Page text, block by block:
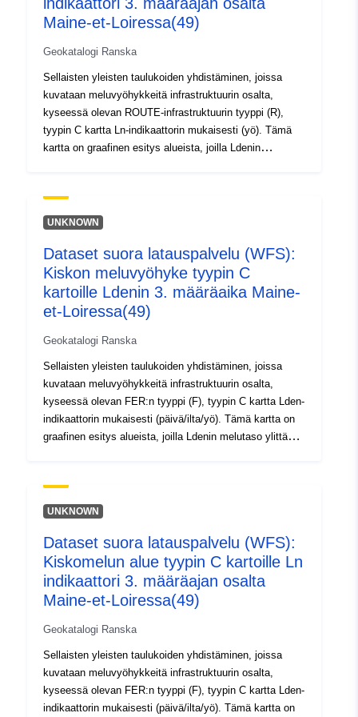
codelist/ResourceType/services
Maine-et-Loiressa(49)
Geokatalogi Ranska
Sellaisten yleisten taulukoiden yhdistäminen, joissa
kuvataan meluvyöhykkeitä infrastruktuurin osalta,
kyseessä olevan ROUTE-infrastruktuurin tyyppi (R),
tyypin C kartta Ln-indikaattorin mukaisesti (yö). Tämä
kartta on graafinen esitys alueista, joilla Ldenin
kartta. Aggregointi saatu QGIS MIZOGEO plugin
asettaa saataville CEREMA.
UNKNOWN
Dataset suora latauspalvelu (WFS):
Kiskon meluvyöhyke tyypin C
kartoille Ldenin 3. määräaika Maine-
et-Loiressa(49)
Geokatalogi Ranska
Sellaisten yleisten taulukoiden yhdistäminen, joissa
kuvataan meluvyöhykkeitä infrastruktuurin osalta,
kyseessä olevan FER:n tyyppi (F), tyypin C kartta Lden-
indikaattorin mukaisesti (päivä/ilta/yö). Tämä kartta on
graafinen esitys alueista, joilla Ldenin melutaso ylittää
saatu QGIS MIZOGEO plugin asettaa saataville
CEREMA.
UNKNOWN
Dataset suora latauspalvelu (WFS):
Kiskomelun alue tyypin C kartoille Ln
indikaattori 3. määräajan osalta
Maine-et-Loiressa(49)
Geokatalogi Ranska
Sellaisten yleisten taulukoiden yhdistäminen, joissa
kuvataan meluvyöhykkeitä infrastruktuurin osalta,
kyseessä olevan FER:n tyyppi (F), tyypin C kartta Lden-
indikaattorin mukaisesti (päivä/ilta/yö). Tämä kartta on